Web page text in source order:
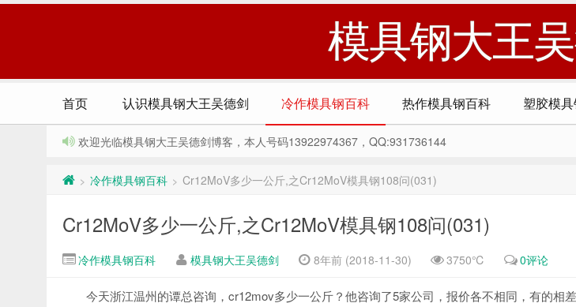
模具钢大王
首页 认识模具钢大王吴德剑 冷作模具钢百科 热作模具钢百科 塑胶模
欢迎光临模具钢大王吴德剑博客，本人号码13922974367，QQ:931736144
> 冷作模具钢百科 > Cr12MoV多少一公斤,之Cr12MoV模具钢108问(031)
Cr12MoV多少一公斤,之Cr12MoV模具钢108问(031)
冷作模具钢百科 模具钢大王吴德剑 8年前 (2018-11-30) 3750℃ 0评论
今天浙江温州的谭总咨询，cr12mov多少一公斤？他咨询了5家公司，报价各不相同，有的相